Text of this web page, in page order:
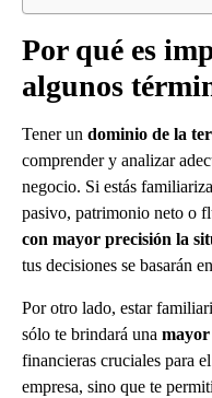
Por qué es
algunos
Tener un dominio de la
comprender y analizar
negocio. Si estás
pasivo, patrimonio neto o
con mayor precisión la
tus decisiones se basarán
Por otro lado, estar
sólo te brindará una mayor
financieras cruciales para
empresa, sino que te